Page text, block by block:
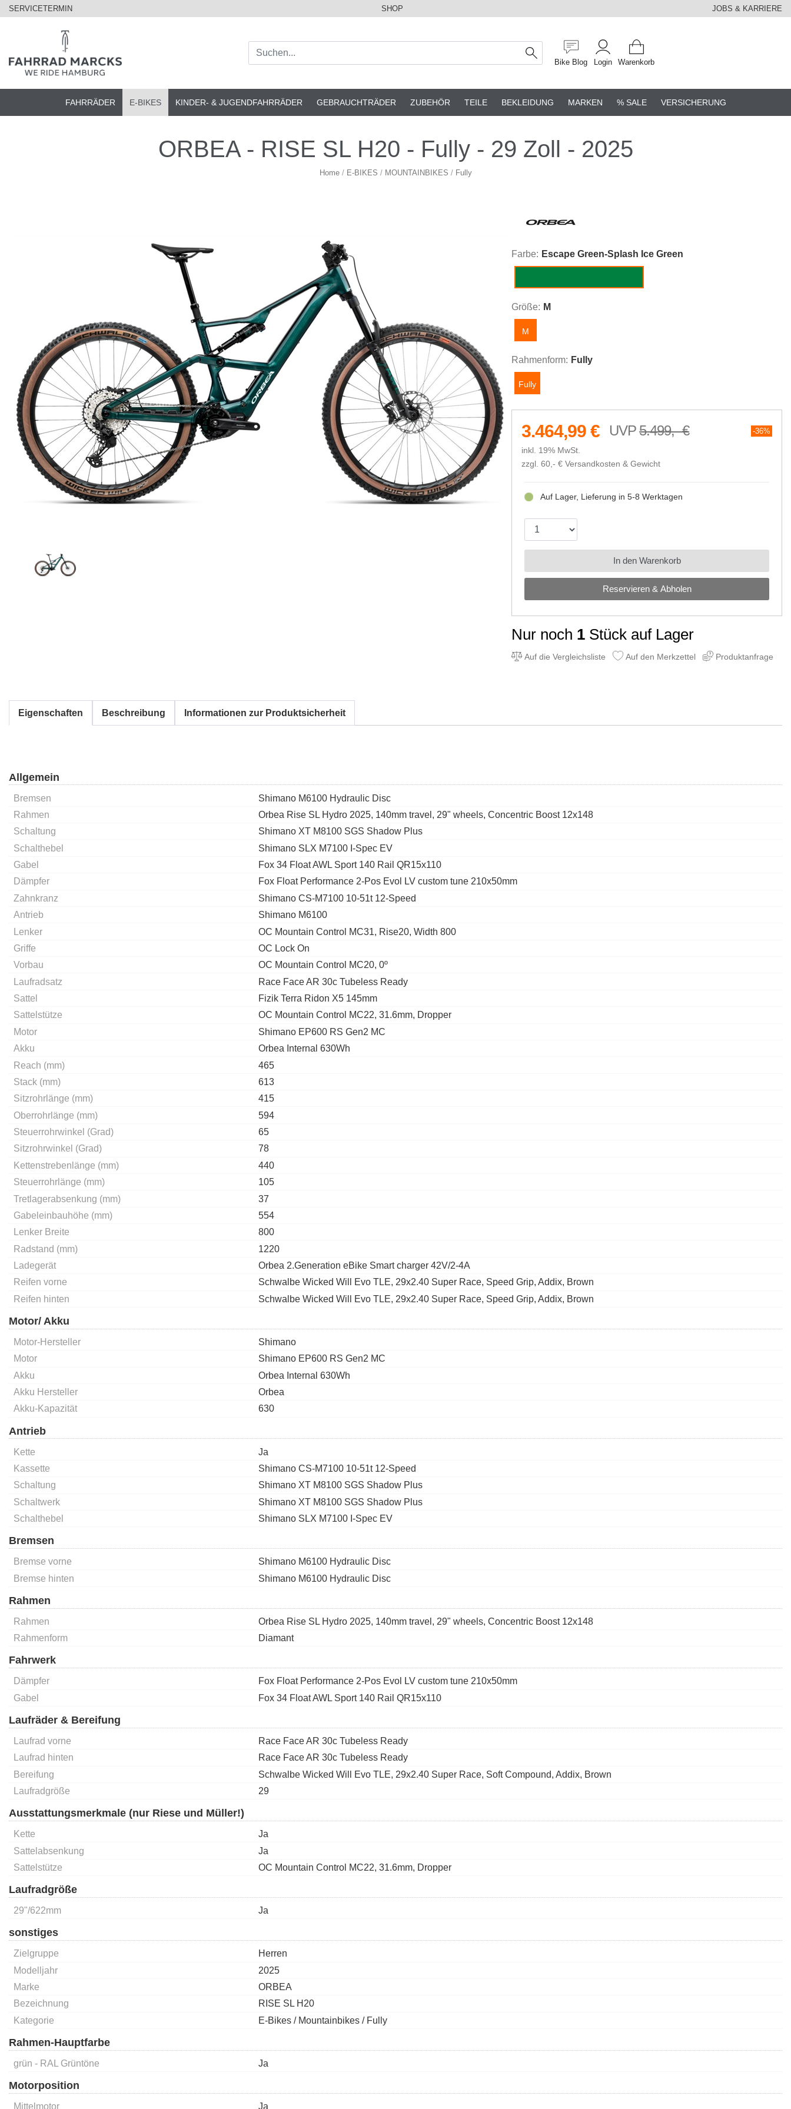
SERVICETERMIN SHOP JOBS & KARRIERE
Bike Blog Login Warenkorb
FAHRRÄDER E-BIKES KINDER- & JUGENDFAHRRÄDER GEBRAUCHTRÄDER ZUBEHÖR TEILE BEKLEIDUNG MARKEN % SALE VERSICHERUNG
ORBEA - RISE SL H20 - Fully - 29 Zoll - 2025
Home/ E-BIKES / MOUNTAINBIKES / Fully
Farbe: Escape Green-Splash Ice Green
Größe: M
M
Rahmenform: Fully
Fully
5.499,- € 36%
3.464,99 €
inkl. 19% MwSt.
zzgl. 60,- € Versandkosten & Gewicht
Reservieren & Abholen
Auf Lager, Lieferung in 5-8 Werktagen
In den Warenkorb
Nur noch 1 Stück auf Lager
Auf die Vergleichsliste Auf den Merkzettel Produktanfrage
Eigenschaften Beschreibung Informationen zur Produktsicherheit
Allgemein
Bremsen
Shimano M6100 Hydraulic Disc
Rahmen
Orbea Rise SL Hydro 2025, 140mm travel, 29" wheels, Concentric Boost 12x148
Schaltung
Shimano XT M8100 SGS Shadow Plus
Schalthebel
Shimano SLX M7100 I-Spec EV
Gabel
Fox 34 Float AWL Sport 140 Rail QR15x110
Dämpfer
Fox Float Performance 2-Pos Evol LV custom tune 210x50mm
Zahnkranz
Shimano CS-M7100 10-51t 12-Speed
Antrieb
Shimano M6100
Lenker
OC Mountain Control MC31, Rise20, Width 800
Griffe
OC Lock On
Vorbau
OC Mountain Control MC20, 0º
Laufradsatz
Race Face AR 30c Tubeless Ready
Sattel
Fizik Terra Ridon X5 145mm
Sattelstütze
OC Mountain Control MC22, 31.6mm, Dropper
Motor
Shimano EP600 RS Gen2 MC
Akku
Orbea Internal 630Wh
Reach (mm)
465
Stack (mm)
613
Sitzrohrlänge (mm)
415
Oberrohrlänge (mm)
594
Steuerrohrwinkel (Grad)
65
Sitzrohrwinkel (Grad)
78
Kettenstrebenlänge (mm)
440
Steuerrohrlänge (mm)
105
Tretlagerabsenkung (mm)
37
Gabeleinbauhöhe (mm)
554
Lenker Breite
800
Radstand (mm)
1220
Ladegerät
Orbea 2.Generation eBike Smart charger 42V/2-4A
Reifen vorne
Schwalbe Wicked Will Evo TLE, 29x2.40 Super Race, Speed Grip, Addix, Brown
Reifen hinten
Schwalbe Wicked Will Evo TLE, 29x2.40 Super Race, Speed Grip, Addix, Brown
Motor/ Akku
Motor-Hersteller
Shimano
Motor
Shimano EP600 RS Gen2 MC
Akku
Orbea Internal 630Wh
Akku Hersteller
Orbea
Akku-Kapazität
630
Antrieb
Kette
Ja
Kassette
Shimano CS-M7100 10-51t 12-Speed
Schaltung
Shimano XT M8100 SGS Shadow Plus
Schaltwerk
Shimano XT M8100 SGS Shadow Plus
Schalthebel
Shimano SLX M7100 I-Spec EV
Bremsen
Bremse vorne
Shimano M6100 Hydraulic Disc
Bremse hinten
Shimano M6100 Hydraulic Disc
Rahmen
Rahmen
Orbea Rise SL Hydro 2025, 140mm travel, 29" wheels, Concentric Boost 12x148
Rahmenform
Diamant
Fahrwerk
Dämpfer
Fox Float Performance 2-Pos Evol LV custom tune 210x50mm
Gabel
Fox 34 Float AWL Sport 140 Rail QR15x110
Laufräder & Bereifung
Laufrad vorne
Race Face AR 30c Tubeless Ready
Laufrad hinten
Race Face AR 30c Tubeless Ready
Bereifung
Schwalbe Wicked Will Evo TLE, 29x2.40 Super Race, Soft Compound, Addix, Brown
Laufradgröße
29
Ausstattungsmerkmale (nur Riese und Müller!)
Kette
Ja
Sattelabsenkung
Ja
Sattelstütze
OC Mountain Control MC22, 31.6mm, Dropper
Laufradgröße
29"/622mm Ja
sonstiges
Zielgruppe
Herren
Modelljahr
2025
Marke
ORBEA
Bezeichnung
RISE SL H20
Kategorie
E-Bikes / Mountainbikes / Fully
Rahmen-Hauptfarbe
grün - RAL Grüntöne Ja
Motorposition
Mittelmotor Ja